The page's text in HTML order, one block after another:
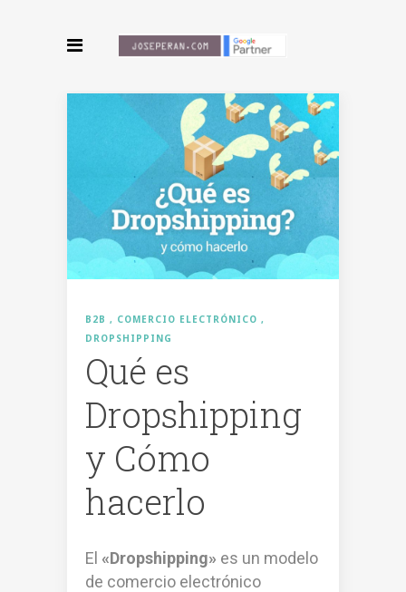
B2B
COMERCIO ELECTRÓNICO
DROPSHIPPING
Qué es
Dropshipping
y Cómo
hacerlo
El «Dropshipping» es un modelo
de comercio electrónico